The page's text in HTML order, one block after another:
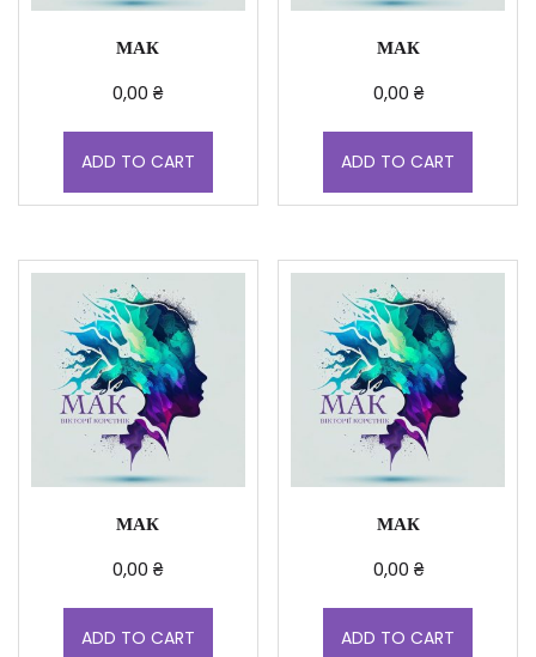
МАК
0,00₴
ADD TO CART
МАК
0,00 ₴
ADD TO CART
МАК
0,00₴
ADD TO CART
МАК
0,00 ₴
ADD TO CART